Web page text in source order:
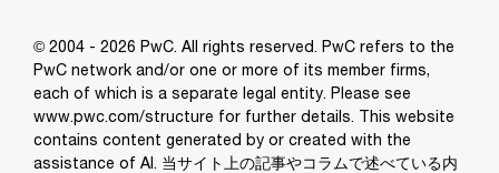
© 2004 - 2026 PwC. All rights reserved. PwC refers to the
PwC network and/or one or more of its member firms,
each of which is a separate legal entity. Please see
www.pwc.com/structure for further details. This website
contains content generated by or created with the
assistance of AI. 当サイト上の記事やコラムで述べている内